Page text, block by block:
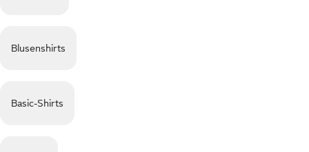
Blusenshirts
Basic-Shirts